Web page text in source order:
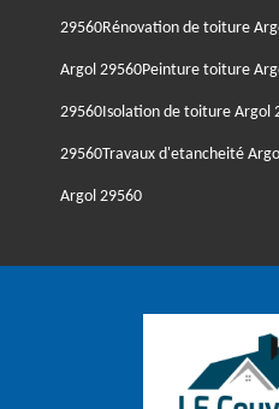
29560Rénovation de toiture
Argol 29560Peinture toiture
29560Isolation de toiture Argol
29560Travaux d'etancheité
Argol 29560